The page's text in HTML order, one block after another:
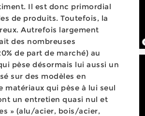
Il est donc primordial
de produits. Toutefois, la
Autrefois largement
des nombreuses
de part de marché) au
pèse désormais lui aussi un
sur des modèles en
matériaux qui pèse à lui seul
un entretien quasi nul et
» (alu/acier, bois/acier,